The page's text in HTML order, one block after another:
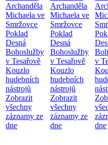
Archanděla
Michaela ve
Smržovce
Poklad
Desná
Bohoslužby
v Tesařově
Kouzlo
hudebních
nástrojů
Zobrazit
všechny
záznamy ze
dne
Archanděla
Michaela ve
Smržovce
Poklad
Desná
Bohoslužby
v Tesařově
Kouzlo
hudebních
nástrojů
Zobrazit
všechny
záznamy ze
dne
v
dne